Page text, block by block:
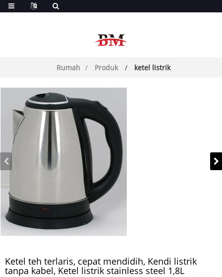
Lalai
Rumah Produk ketel listrik
Ketel teh terlaris, cepat mendidih, Kendi listrik
tanpa kabel, Ketel listrik stainless steel 1,8L